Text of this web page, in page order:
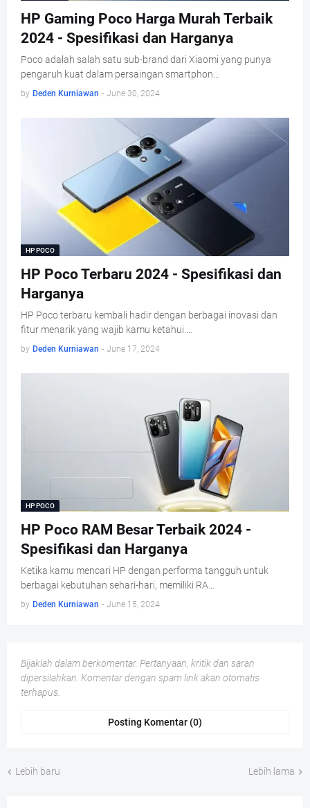
HP Gaming Poco Harga Murah Terbaik
2024 - Spesifikasi dan Harganya
Poco adalah salah satu sub-brand dari Xiaomi yang punya
pengaruh kuat dalam persaingan smartphon…
by Deden Kurniawan - June 30, 2024
HP POCO
HP Poco Terbaru 2024 - Spesifikasi dan
Harganya
HP Poco terbaru kembali hadir dengan berbagai inovasi dan
fitur menarik yang wajib kamu ketahui.…
by Deden Kurniawan - June 17, 2024
HP POCO
HP Poco RAM Besar Terbaik 2024 -
Spesifikasi dan Harganya
Ketika kamu mencari HP dengan performa tangguh untuk
berbagai kebutuhan sehari-hari, memiliki RA…
by Deden Kurniawan - June 15, 2024
Bijaklah dalam berkomentar. Pertanyaan, kritik dan saran
dipersilahkan. Komentar dengan spam link akan otomatis
terhapus.
Posting Komentar (0)
Lebih baru Lebih lama